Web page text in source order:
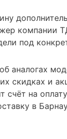
компании
под
аналогах
скидках и
счёт на оплату
в